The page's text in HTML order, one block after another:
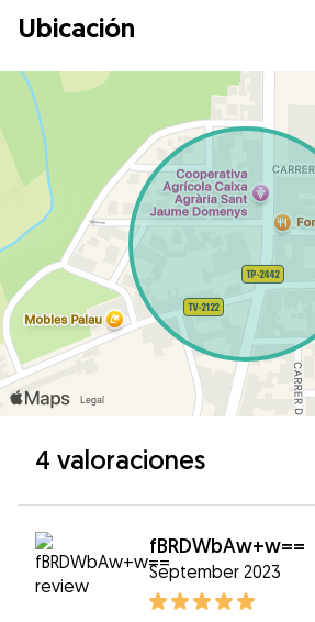
Ubicación
4 valoraciones
fBRDWbAw+w==
September 2023